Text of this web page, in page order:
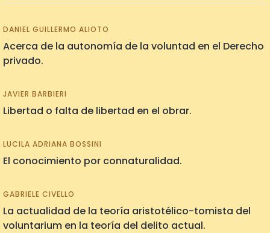
DANIEL GUILLERMO ALIOTO
Acerca de la autonomía de la voluntad en el Derecho
privado.
JAVIER BARBIERI
Libertad o falta de libertad en el obrar.
LUCILA ADRIANA BOSSINI
El conocimiento por connaturalidad.
GABRIELE CIVELLO
La actualidad de la teoría aristotélico-tomista del
voluntarium en la teoría del delito actual.